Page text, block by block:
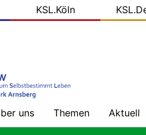
KSL.Köln
uns Themen Aktuell